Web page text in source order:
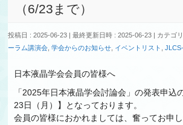
（6/23まで）
投稿日 : 2025-06-23 最終更新日時 : 2025-06-23 カテゴ
ーラム講演会 ,学会からのお知らせ イベントリスト ,
日本液晶学会会員の皆様へ
「2025年日本液晶学会討論会」の発表申込
23日（月）】となっております。
会員の皆様におかれましては、奮ってお申